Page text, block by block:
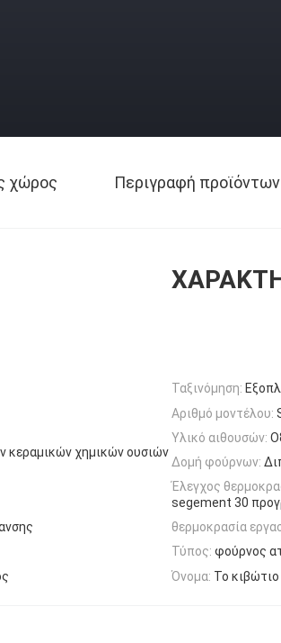
χώρος Περιγραφή προϊόντων
Ταξινόμηση:
Αριθμό μοντέλου:
κεραμικών χημικών ουσιών
Υλικό αιθουσών:
Δομή φούρνων:
Έλεγχος
segement 30
θερμοκρασία
Τύπος: φούρνος
Όνομα: Το